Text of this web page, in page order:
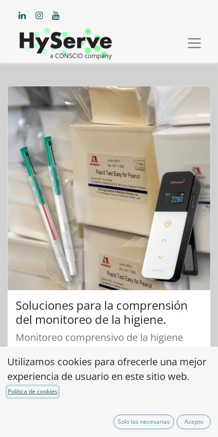
Soluciones para la comprensión
del monitoreo de la higiene.
Monitoreo comprensivo de la higiene
todas aquellas en donde se maneja
comida.
Utilizamos cookies para ofrecerle una mejor
experiencia de usuario en este sitio web.
Política de cookies
Solo las necesarias Acepto